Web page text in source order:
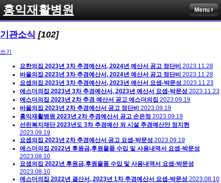
홍익재활병원 Menu
기관소식 [102]
쓰기
요한의집 2023년 3차 추경예산서, 2024년 예산서 공고 정단비 2023.11.28
바울의집 2023년 3차 추경예산서, 2024년 예산서 공고 정단비 2023.11.28
요셉의집 2023년 3차 추경예산서, 2023년 예산서 요셉-박문성 2023.11.23
에스더의집 2023년 3차 추경예산서, 2023년 예산서 요셉-박문성 2023.11.23
에스더의집 2023년 2차 추경 예산서 공고 에스더의집 2023.09.19
바울의집 2023년 2차 추경예산서 공고 정단비 2023.09.19
홍익재활병원 2023년 2차 추경예산서 공고 손은정 2023.09.19
선린복지재단 2023년도 3차 추경예산 외 시설 추경예산안 정지현
2023.09.19
요셉의집 2023년 2차 추경예산서 공고 요셉-박문성 2023.09.19
에스더의집 2022년 후원금,후원물품 수입 및 사용내역서 요셉-박문성
2023.08.10
요셉의집 2022년 후원금,후원물품 수입 및 사용내역서 요셉-박문성
2023.08.10
에스더의집 2022년 결산서, 2023년 1차 추경예산서 요셉-박문성 2023.08.10